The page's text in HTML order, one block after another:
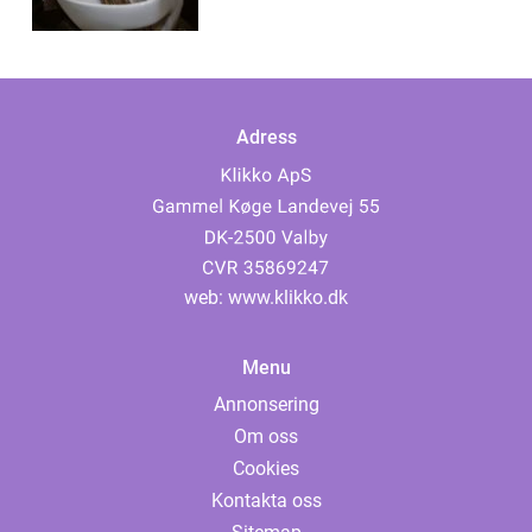
Adress
web: www.klikko.dk
Menu
Annonsering
Om oss
Cookies
Kontakta oss